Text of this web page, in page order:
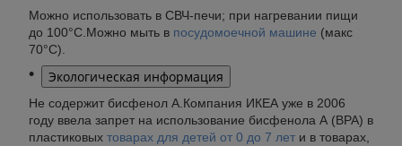
Можно использовать в СВЧ-печи; при нагревании пищи
до 100°C.Можно мыть в посудомоечной машине (макс
70°С).
Экологическая информация
Не содержит бисфенол А.Компания ИКЕА уже в 2006
году ввела запрет на использование бисфенола А (BPA) в
пластиковых товарах для детей от 0 до 7 лет и в товарах,